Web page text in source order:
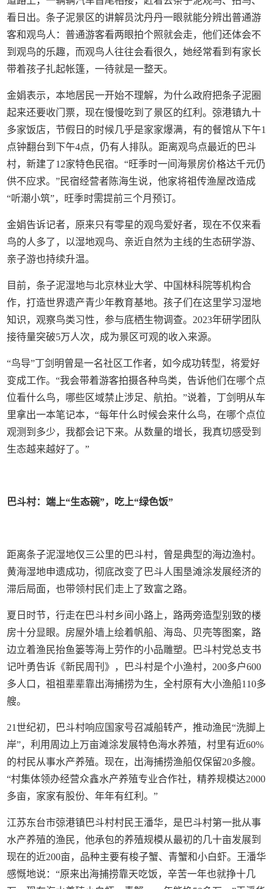
看日出。条子泥景区的讲解员沈丹丹一眼就能分辨出普通游
客和观鸟人：普通游客看两眼拍个照就会走，他们还体会不
到观鸟的乐趣，而观鸟人往往会看很久，她经常看到有家长
带着孩子扎起帐篷，一待就是一整天。
金娟表示，本地居民一开始不理解，为什么政府把条子泥圈
起来还要收门票，现在慢慢吃到了景区的红利。弶港镇九十
多家饭店，节假日的时候几乎是家家爆满，有的餐馆从下午1
点钟翻台到下午4点，仍有人排队。距离观鸟点最近的巴斗
村，新建了12家特色民宿。“旺季时一间海景房价格达千元仍
供不应求。”民宿经营者陈海生说，他家将祖传渔屋改造成
“听潮小筑”，旺季时需提前三个月预订。
金娟告诉记者，原来只有零星的观鸟爱好者，现在不仅来看
鸟的人多了，以湿地观鸟、亲近自然为主线的生态研学游、
亲子游也持续升温。
目前，条子泥湿地与北京林业大学、中国林科院等机构合
作，打造世界遗产青少年教育基地。孩子们在这里学习湿地
知识，观察鸟类习性，参与底栖生物调查。2023年研学团队
接待量突破5万人次，成为景区可观的收入来源。
“鸟导”丁剑明曾是一名社区工作者，如今成功转型，将爱好
变成工作。“我会带着游客拍摄各种鸟类，告诉他们在哪个点
位看什么鸟，哪些区域禁止涉足、航拍。”说着，丁剑明从车
里拿出一本笔记本，“每年什么时候会来什么鸟，在哪个点位
观测到多少，我都会记下来。从数量的增长，我真切感受到
生态越来越好了。”
巴斗村：端上“生态碗”，吃上“绿色饭”
距离条子泥湿地仅三公里的巴斗村，曾是典型的海边渔村。
黄海湿地申遗成功，彻底改变了巴斗人围垦滩涂发展经济的
滞后局面，也带领村民们走上了致富之路。
夏日时节，行走在巴斗村乡间小路上，路两旁造型别致的楼
房十分显眼。房屋外墙上绘着帆船、海岛、贝壳等图案，路
边立着渔民抬鱼篓等海上劳作的小品雕塑。巴斗村党总支书
记叶勇告诉《新民周刊》，巴斗村是个小渔村，200多户600
多人口，祖祖辈辈靠出海捕捞为生，全村原有大小渔船110多
艘。
21世纪初，巴斗村响应国家号召减船转产，推动渔民“洗脚上
岸”，利用周边上万亩滩涂发展特色海水养殖，村里有近60%
的村民从事水产养殖。现在，出海捕捞渔船仅保留20多艘。
“村集体领办经营众鑫水产养殖专业合作社，精养规模达2000
多亩，家家有股份、年年有红利。”
江苏东台市弶港镇巴斗村村民王潘华，是巴斗村第一批从事
水产养殖的渔民，他承包的养殖规模从最初的几十亩发展到
现在的近200亩，品种主要有梭子蟹、青蟹和小白虾。王潘华
感慨地说：“原来出海捕捞靠天吃饭，辛苦一年也就挣十几